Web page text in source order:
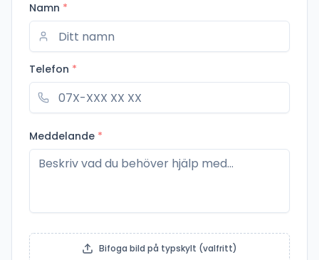
Namn *
Telefon *
Meddelande *
Bifoga bild på typskylt (valfritt)